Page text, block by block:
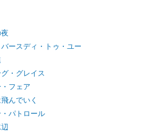
夜
ースディ・トゥ・ユー
・グレイス
フェア
んでいく
パトロール